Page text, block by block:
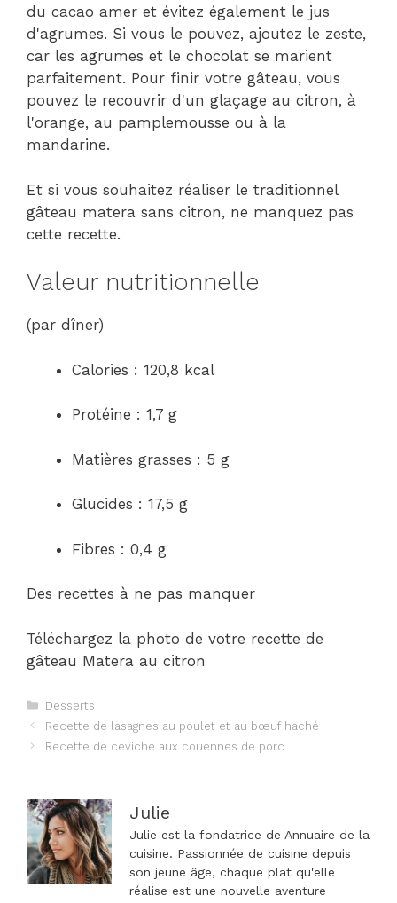
du cacao amer et évitez également le jus
d'agrumes. Si vous le pouvez, ajoutez le zeste,
car les agrumes et le chocolat se marient
parfaitement. Pour finir votre gâteau, vous
pouvez le recouvrir d'un glaçage au citron, à
l'orange, au pamplemousse ou à la
mandarine.
Et si vous souhaitez réaliser le traditionnel
gâteau matera sans citron, ne manquez pas
cette recette.
Valeur nutritionnelle
(par dîner)
Calories : 120,8 kcal
Protéine : 1,7 g
Matières grasses : 5 g
Glucides : 17,5 g
Fibres : 0,4 g
Des recettes à ne pas manquer
Téléchargez la photo de votre recette de
gâteau Matera au citron
Catégories
Desserts
Navigation
des
Recette de lasagnes au poulet et au bœuf haché
Recette de ceviche aux couennes de porc
Julie
Julie est la fondatrice de Annuaire de la
cuisine. Passionnée de cuisine depuis
son jeune âge, chaque plat qu'elle
réalise est une nouvelle aventure